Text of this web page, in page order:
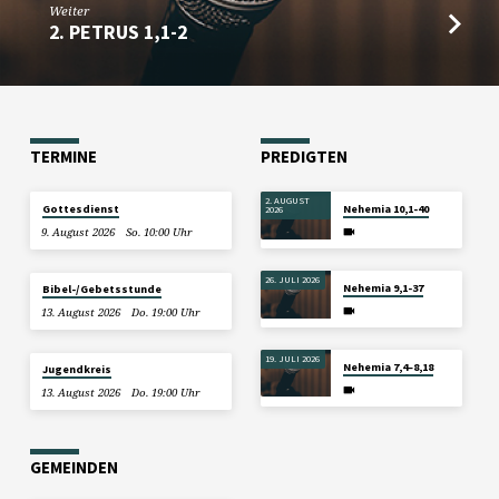
Weiter
2. PETRUS 1,1-2
TERMINE
Gottesdienst
9. August 2026
So. 10:00 Uhr
Bibel-/Gebetsstunde
13. August 2026
Do. 19:00 Uhr
Jugendkreis
13. August 2026
Do. 19:00 Uhr
PREDIGTEN
2. AUGUST
2026 Nehemia 10,1-40
26. JULI 2026
Nehemia 9,1-37
19. JULI 2026
Nehemia 7,4–8,18
GEMEINDEN